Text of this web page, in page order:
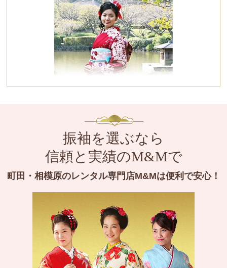
振袖を選ぶなら
信頼と実績のM&Mで
町田・相模原のレンタル専門店M&Mは便利で安心！